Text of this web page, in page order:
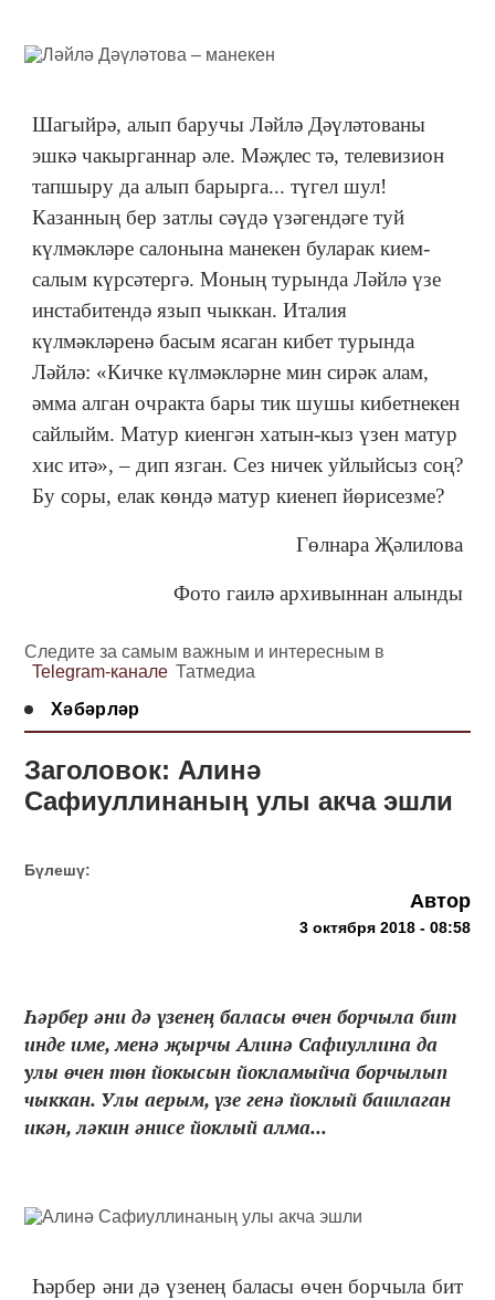
Шагыйрә, алып баручы Ләйлә Дәүләтованы
эшкә чакырганнар әле. Мәҗлес тә, телевизион
тапшыру да алып барырга... түгел шул!
Казанның бер затлы сәүдә үзәгендәге туй
күлмәкләре салонына манекен буларак кием-
салым күрсәтергә. Моның турында Ләйлә үзе
инстабитендә язып чыккан. Италия
күлмәкләренә басым ясаган кибет турында
Ләйлә: «Кичке күлмәкләрне мин сирәк алам,
әмма алган очракта бары тик шушы кибетнекен
сайлыйм. Матур киенгән хатын-кыз үзен матур
хис итә», ‒ дип язган. Сез ничек уйлыйсыз соң?
Бу соры, елак көндә матур киенеп йөрисезме?
Гөлнара Җәлилова
Фото гаилә архивыннан алынды
Следите за самым важным и интересным в
Telegram-канале Татмедиа
Хәбәрләр
Заголовок: Алинә
Сафиуллинаның улы акча эшли
Бүлешү:
Автор
3 октября 2018 - 08:58
Һәрбер әни дә үзенең баласы өчен борчыла бит
инде име, менә җырчы Алинә Сафиуллина да
улы өчен төн йокысын йокламыйча борчылып
чыккан. Улы аерым, үзе генә йоклый башлаган
икән, ләкин әнисе йоклый алма...
Һәрбер әни дә үзенең баласы өчен борчыла бит